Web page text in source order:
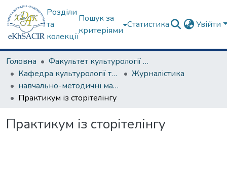
Розділи
та
колекції
Пошук за
критеріями
Статистика Увійти
Головна
Факультет культурології та соціальних комунікацій
Кафедра культурології та музеєзнавства
Журналістика
навчально-методичні матеріали, програми дисциплін
Практикум із сторітелінгу
Практикум із сторітелінгу